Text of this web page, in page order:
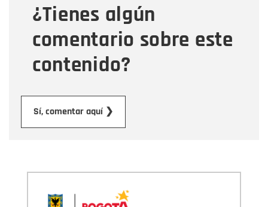
¿Tienes algún
comentario sobre este
contenido?
Sí, comentar aquí ❯
Mensaje